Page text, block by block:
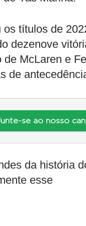
títulos de
dezenove
McLaren e
de
se ao nosso
da história
esse